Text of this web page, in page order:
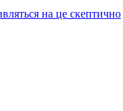
на це скептично